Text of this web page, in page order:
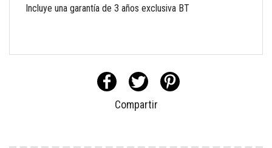
Incluye una garantía de 3 años exclusiva BT
Compartir